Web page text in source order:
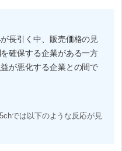
長引く中、販売価格の見
確保する企業がある一方
が悪化する企業との間で
では以下のような反応が見